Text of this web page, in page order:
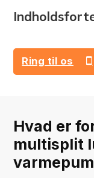
Ring til os
Hvad er
multisplit